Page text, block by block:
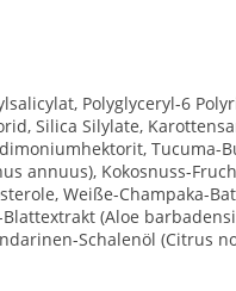
Polyglyceryl-6
Silica Silylate,
Tucuma-
annuus), Kokosnuss-
Weiße-Champaka-
(Aloe
Schalenöl (Citrus